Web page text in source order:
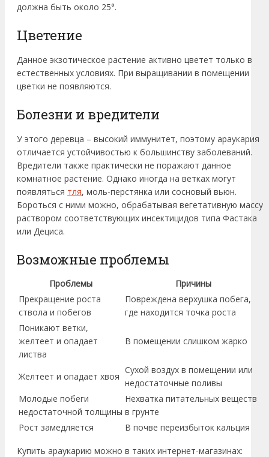
должна быть около 25°.
Цветение
Данное экзотическое растение активно цветет только в
естественных условиях. При выращивании в помещении
цветки не появляются.
Болезни и вредители
У этого деревца – высокий иммунитет, поэтому араукария
отличается устойчивостью к большинству заболеваний.
Вредители также практически не поражают данное
комнатное растение. Однако иногда на ветках могут
появляться тля, моль-перстянка или сосновый вьюн.
Бороться с ними можно, обрабатывая вегетативную массу
раствором соответствующих инсектицидов типа Фастака
или Дециса.
Возможные проблемы
Проблемы
Причины
Прекращение роста
ствола и побегов
Повреждена верхушка побега,
где находится точка роста
Поникают ветки,
желтеет и опадает
листва
В помещении слишком жарко
Желтеет и опадает хвоя
Сухой воздух в помещении или
недостаточные поливы
Молодые побеги
недостаточной толщины
Нехватка питательных веществ
в грунте
Рост замедляется
В почве переизбыток кальция
Купить араукарию можно в таких интернет-магазинах: